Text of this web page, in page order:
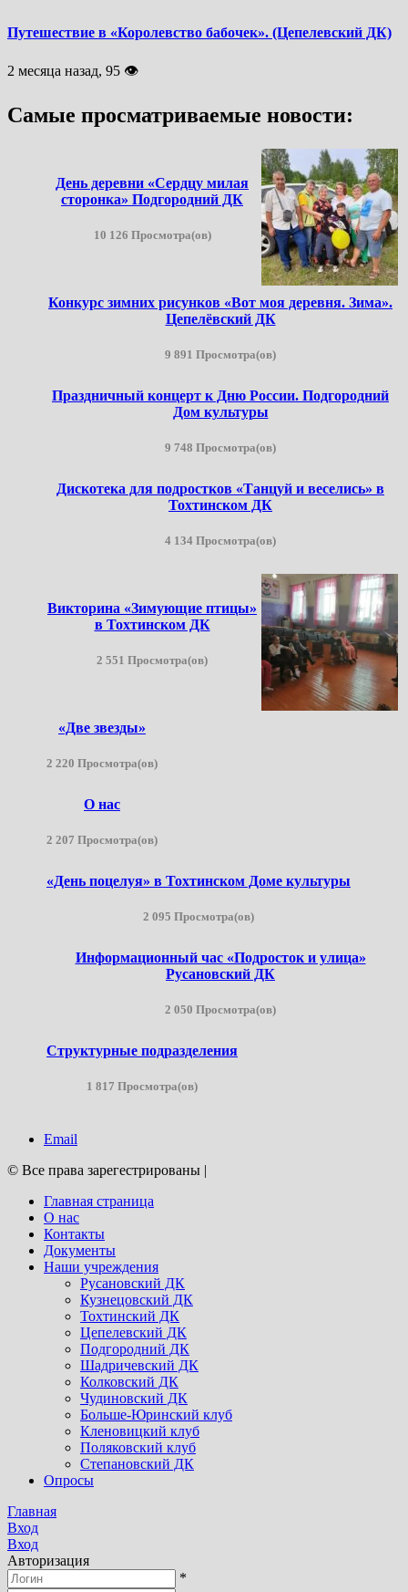
Путешествие в «Королевство бабочек». (Цепелевский ДК)
2 месяца назад, 95 👁
Самые просматриваемые новости:
День деревни «Сердцу милая
сторонка» Подгородний ДК
10 126 Просмотра(ов)
Конкурс зимних рисунков «Вот моя деревня. Зима».
Цепелёвский ДК
9 891 Просмотра(ов)
Праздничный концерт к Дню России. Подгородний
Дом культуры
9 748 Просмотра(ов)
Дискотека для подростков «Танцуй и веселись» в
Тохтинском ДК
4 134 Просмотра(ов)
Викторина «Зимующие птицы»
в Тохтинском ДК
2 551 Просмотра(ов)
«Две звезды»
2 220 Просмотра(ов)
О нас
2 207 Просмотра(ов)
«День поцелуя» в Тохтинском Доме культуры
2 095 Просмотра(ов)
Информационный час «Подросток и улица»
Русановский ДК
2 050 Просмотра(ов)
Структурные подразделения
1 817 Просмотра(ов)
Email
© Все права зарегестрированы |
Главная страница
О нас
Контакты
Документы
Наши учреждения
Русановский ДК
Кузнецовский ДК
Тохтинский ДК
Цепелевский ДК
Подгородний ДК
Шадричевский ДК
Колковский ДК
Чудиновский ДК
Больше-Юринский клуб
Кленовицкий клуб
Поляковский клуб
Степановский ДК
Опросы
Главная
Вход
Вход
Авторизация
*